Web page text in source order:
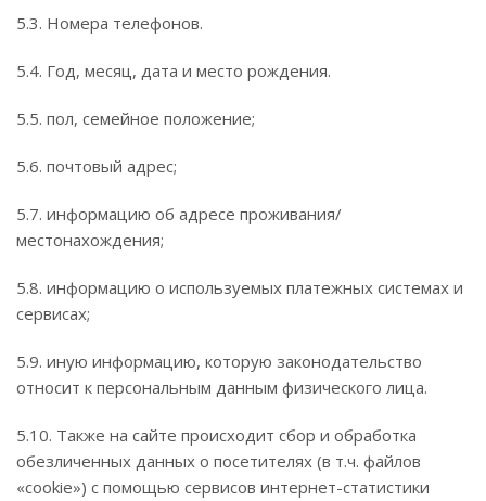
5.3. Номера телефонов.
5.4. Год, месяц, дата и место рождения.
5.5. пол, семейное положение;
5.6. почтовый адрес;
5.7. информацию об адресе проживания/
местонахождения;
5.8. информацию о используемых платежных системах и
сервисах;
5.9. иную информацию, которую законодательство
относит к персональным данным физического лица.
5.10. Также на сайте происходит сбор и обработка
обезличенных данных о посетителях (в т.ч. файлов
«cookie») с помощью сервисов интернет-статистики